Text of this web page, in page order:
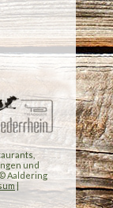
und
Aaldering
|